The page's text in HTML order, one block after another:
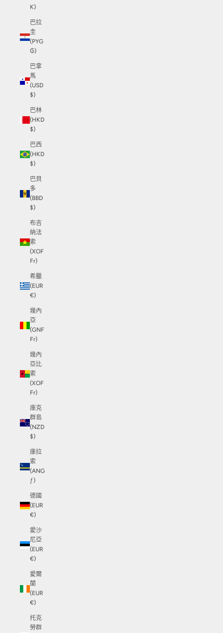
K)
巴拉
圭
(PYG
₲)
巴拿
馬
(USD
$)
巴林
(HKD
$)
巴西
(HKD
$)
巴貝
多
(BBD
$)
布吉
納法
索
(XOF
Fr)
希臘
(EUR
€)
幾內
亞
(GNF
Fr)
幾內
亞比
索
(XOF
Fr)
庫克
群島
(NZD
$)
庫拉
索
(ANG
ƒ)
德國
(EUR
€)
愛沙
尼亞
(EUR
€)
愛爾
蘭
(EUR
€)
托克
勞群